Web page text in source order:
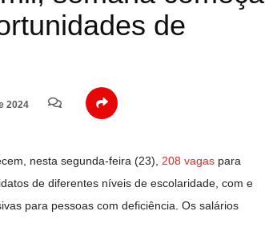
de
2024
nesta segunda-feira (23), 208 vagas para
de diferentes níveis de escolaridade, com e
para pessoas com deficiência. Os salários